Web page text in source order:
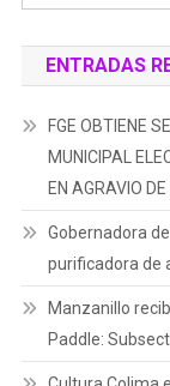
ENTRADAS
FGE OBTIENE
MUNICIPAL
EN AGRAVIO
Gobernadora
purificadora de
Manzanillo
Paddle: